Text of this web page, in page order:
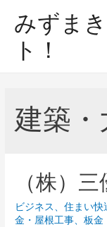
みずま
ト！
建築
（株）
ビジネス、住まい快
金・屋根工事、板金